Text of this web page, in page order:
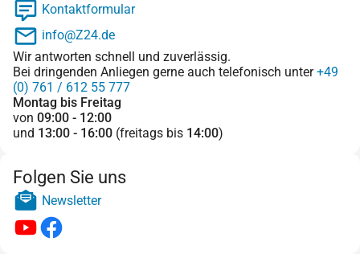
Kontaktformular
info@Z24.de
Wir antworten schnell und zuverlässig.
Bei dringenden Anliegen gerne auch telefonisch unter+49
(0) 761 / 612 55 777
Montag bis Freitag
von 09:00 - 12:00
und 13:00 - 16:00 (freitags bis 14:00)
Folgen Sie uns
Newsletter